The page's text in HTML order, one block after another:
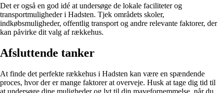
Det er også en god idé at undersøge de lokale faciliteter og
transportmuligheder i Hadsten. Tjek områdets skoler,
indkøbsmuligheder, offentlig transport og andre relevante faktorer, der
kan påvirke dit valg af rækkehus.
Afsluttende tanker
At finde det perfekte rækkehus i Hadsten kan være en spændende
proces, hvor der er mange faktorer at overveje. Husk at tage dig tid til
at undersøge dine muligheder og lyt til din mavefornemmelse, når du